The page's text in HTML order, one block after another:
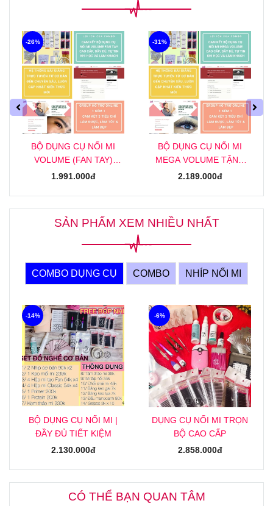
BỘ DỤNG CỤ NỐI MI
VOLUME (FAN TAY)
TẶNG KHOÁ HỌC NỐI MI
1.991.000đ
-26%
BỘ DỤNG CỤ NỐI MI
MEGA VOLUME TẶNG
KHOÁ HỌC NỐI MI MEGA
2.189.000đ
-31%
SẢN PHẨM XEM NHIỀU NHẤT
COMBO DỤNG CỤ COMBO NHÍP NỐI MI
BỘ DỤNG CỤ NỐI MI |
ĐẦY ĐỦ TIẾT KIỆM
2.130.000đ
-14%
DỤNG CỤ NỐI MI TRỌN
BỘ CAO CẤP
2.858.000đ
-6%
CÓ THỂ BẠN QUAN TÂM